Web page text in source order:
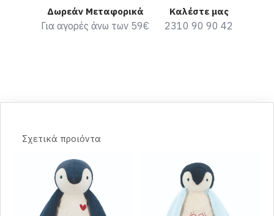
Δωρεάν Μεταφορικά
Για αγορές άνω των 59€
Καλέστε μας
2310 90 90 42
Σχετικά προιόντα